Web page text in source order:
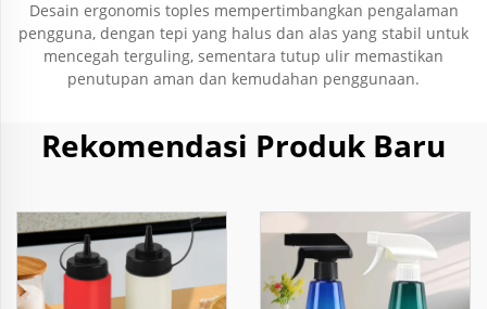
Desain ergonomis toples mempertimbangkan pengalaman
pengguna, dengan tepi yang halus dan alas yang stabil untuk
mencegah terguling, sementara tutup ulir memastikan
penutupan aman dan kemudahan penggunaan.
Rekomendasi Produk Baru